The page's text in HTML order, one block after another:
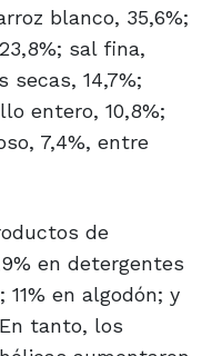
blanco, 35,6%;
sal fina,
secas, 14,7%;
entero, 10,8%;
7,4%, entre
de
en detergentes
en algodón; y
tanto, los